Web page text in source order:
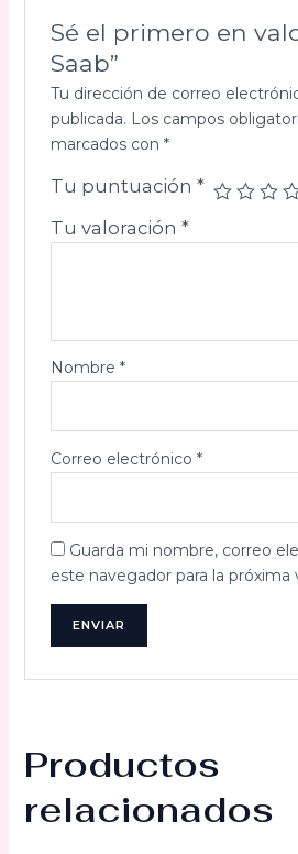
Sé el primero en
Saab”
Tu dirección de correo
publicada. Los campos
marcados con *
Tu puntuación *
Tu valoración *
Nombre *
Correo electrónico *
Guarda mi nombre, correo
este navegador para la
Productos
relacionados